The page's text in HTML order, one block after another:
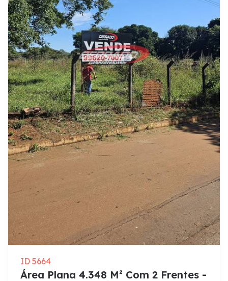
ID 5664
Área Plana 4.348 M² Com 2 Frentes -